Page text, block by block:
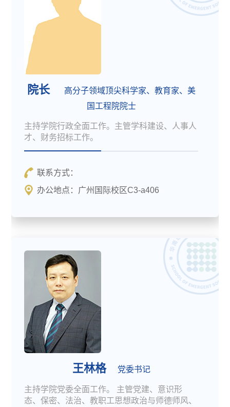
院长
高分子领域顶尖科学家、教育家、美
国工程院院士
主持学院行政全面工作。主管学科建设、人事人
才、财务招标工作。
联系方式：
办公地点：广州国际校区C3-a406
王林格 党委书记
主持学院党委全面工作。 主管党建、意识形
态、保密、法治、教职工思想政治与师德师风、